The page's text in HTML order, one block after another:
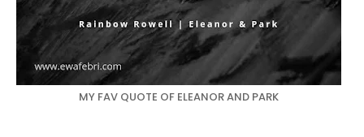
MY FAV QUOTE OF ELEANOR AND PARK